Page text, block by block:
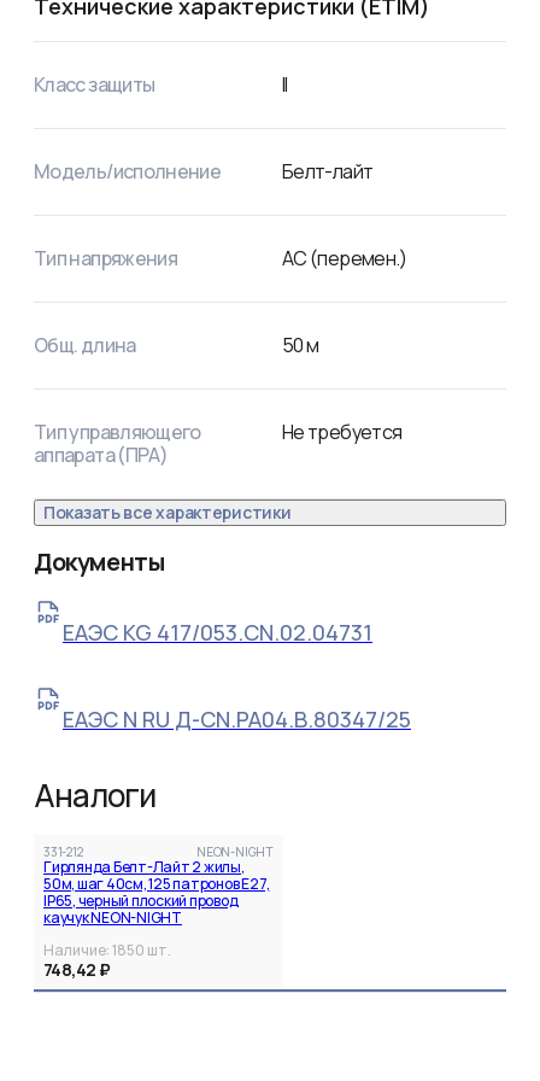
Технические характеристики (ETIM)
Класс защиты II
Модель/исполнение Белт-лайт
Тип напряжения AC (перемен.)
Общ. длина 50м
Тип управляющего
аппарата (ПРА)
Не требуется
Показать все характеристики
Документы
ЕАЭС KG 417/053.CN.02.04731
ЕАЭС N RU Д-CN.РА04.В.80347/25
Аналоги
331-212 NEON-NIGHT
Гирлянда Белт-Лайт 2 жилы,
50м, шаг 40см, 125 патронов E27,
IP65, черный плоский провод
каучук NEON-NIGHT
Наличие:1850 шт.
748,42 ₽